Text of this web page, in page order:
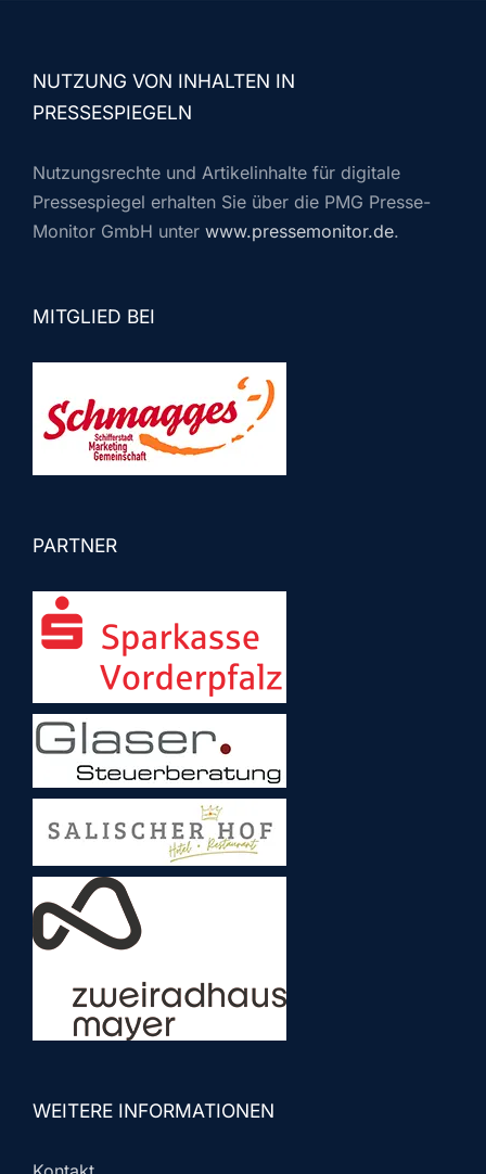
NUTZUNG VON INHALTEN IN
PRESSESPIEGELN
Nutzungsrechte und Artikelinhalte für digitale
Pressespiegel erhalten Sie über die PMG Presse-
Monitor GmbH unter www.pressemonitor.de.
MITGLIED BEI
PARTNER
WEITERE INFORMATIONEN